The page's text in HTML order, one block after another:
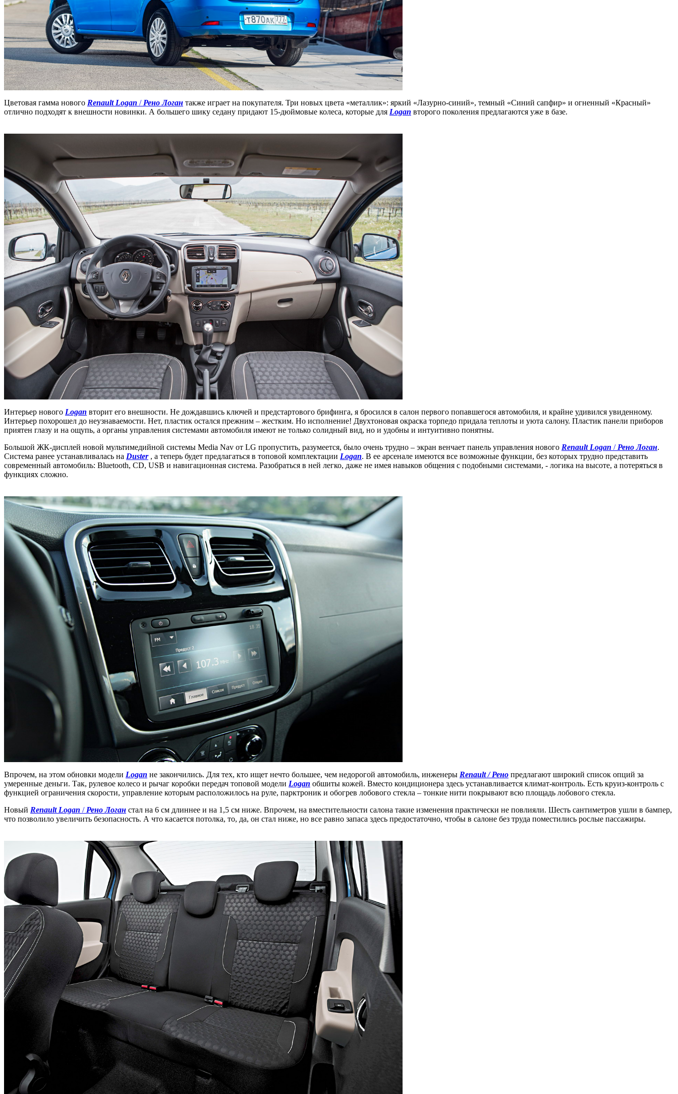
Цветовая гамма нового Renault Logan / Рено Логан также играет на покупателя. Три новых цвета «металлик»: яркий «Лазурно-синий», темный «Синий сапфир» и огненный «Красный»
отлично подходят к внешности новинки. А большего шику седану придают 15-дюймовые колеса, которые для Logan второго поколения предлагаются уже в базе.
Интерьер нового Logan вторит его внешности. Не дождавшись ключей и предстартового брифинга, я бросился в салон первого попавшегося автомобиля, и крайне удивился увиденному.
Интерьер похорошел до неузнаваемости. Нет, пластик остался прежним – жестким. Но исполнение! Двухтоновая окраска торпедо придала теплоты и уюта салону. Пластик панели приборов
приятен глазу и на ощупь, а органы управления системами автомобиля имеют не только солидный вид, но и удобны и интуитивно понятны.
Большой ЖК-дисплей новой мультимедийной системы Media Nav от LG пропустить, разумеется, было очень трудно – экран венчает панель управления нового Renault Logan / Рено Логан.
Система ранее устанавливалась на Duster, а теперь будет предлагаться в топовой комплектации Logan. В ее арсенале имеются все возможные функции, без которых трудно представить
современный автомобиль: Bluetooth, CD, USB и навигационная система. Разобраться в ней легко, даже не имея навыков общения с подобными системами, - логика на высоте, а потеряться в
функциях сложно.
Впрочем, на этом обновки модели Logan не закончились. Для тех, кто ищет нечто большее, чем недорогой автомобиль, инженеры Renault / Рено предлагают широкий список опций за
умеренные деньги. Так, рулевое колесо и рычаг коробки передач топовой модели Logan обшиты кожей. Вместо кондиционера здесь устанавливается климат-контроль. Есть круиз-контроль с
функцией ограничения скорости, управление которым расположилось на руле, парктроник и обогрев лобового стекла – тонкие нити покрывают всю площадь лобового стекла.
Новый Renault Logan / Рено Логан стал на 6 см длиннее и на 1,5 см ниже. Впрочем, на вместительности салона такие изменения практически не повлияли. Шесть сантиметров ушли в бампер,
что позволило увеличить безопасность. А что касается потолка, то, да, он стал ниже, но все равно запаса здесь предостаточно, чтобы в салоне без труда поместились рослые пассажиры.